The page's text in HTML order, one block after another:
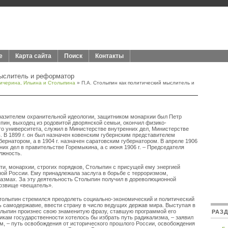
Карта сайта Поиск Контакты
и реформатор
Ильина и Столыпина » П.А. Столыпин как политический мыслитель и
охранительной идеологии, защитником монархии был Петр
выходец из родовитой дворянской семьи, окончил физико-
университета, служил в Министерстве внутренних дел, Министерстве
1899 г. он был назначен ковенским губернским представителем
а в 1904 г. назначен саратовским губернатором. В апреле 1906
дел в правительстве Горемыкина, а с июня 1906 г. – Председателя
монархии, строгих порядков, Столыпин с присущей ему энергией
России. Ему принадлежала заслуга в борьбе с терроризмом,
За эту деятельность Столыпин получил в дореволюционной
«вещатель».
стремился преодолеть социально-экономический и политический
самодержавие, ввести страну в число ведущих держав мира. Выступая в
произнес свою знаменитую фразу, ставшую программой его
государственности хотелось бы избрать путь радикализма, – заявил
путь освобождения от исторического прошлого России, освобождения